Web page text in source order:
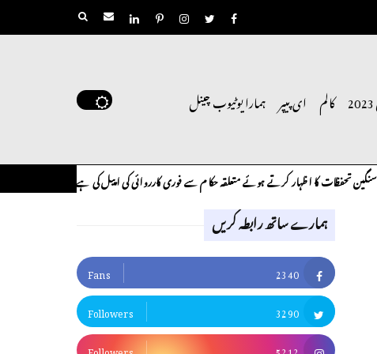
کالم ای پیپر ہمارا یوٹیوب چینل
کا اظہار کرتے ہوئے متعلقہ حکام سے فوری کارروائی کی اپیل کی ہے۔
ہمارے ساتھ رابطہ کریں
2340
Fans
3290
Followers